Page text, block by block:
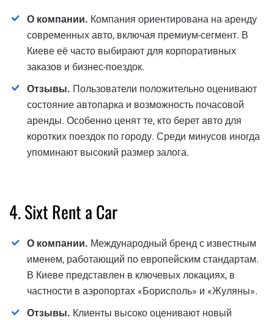
О компании. Компания ориентирована на аренду
современных авто, включая премиум-сегмент. В
Киеве её часто выбирают для корпоративных
заказов и бизнес-поездок.
Отзывы. Пользователи положительно оценивают
состояние автопарка и возможность почасовой
аренды. Особенно ценят те, кто берет авто для
коротких поездок по городу. Среди минусов иногда
упоминают высокий размер залога.
4. Sixt Rent a Car
О компании. Международный бренд с известным
именем, работающий по европейским стандартам.
В Киеве представлен в ключевых локациях, в
частности в аэропортах «Борисполь» и «Жуляны».
Отзывы. Клиенты высоко оценивают новый